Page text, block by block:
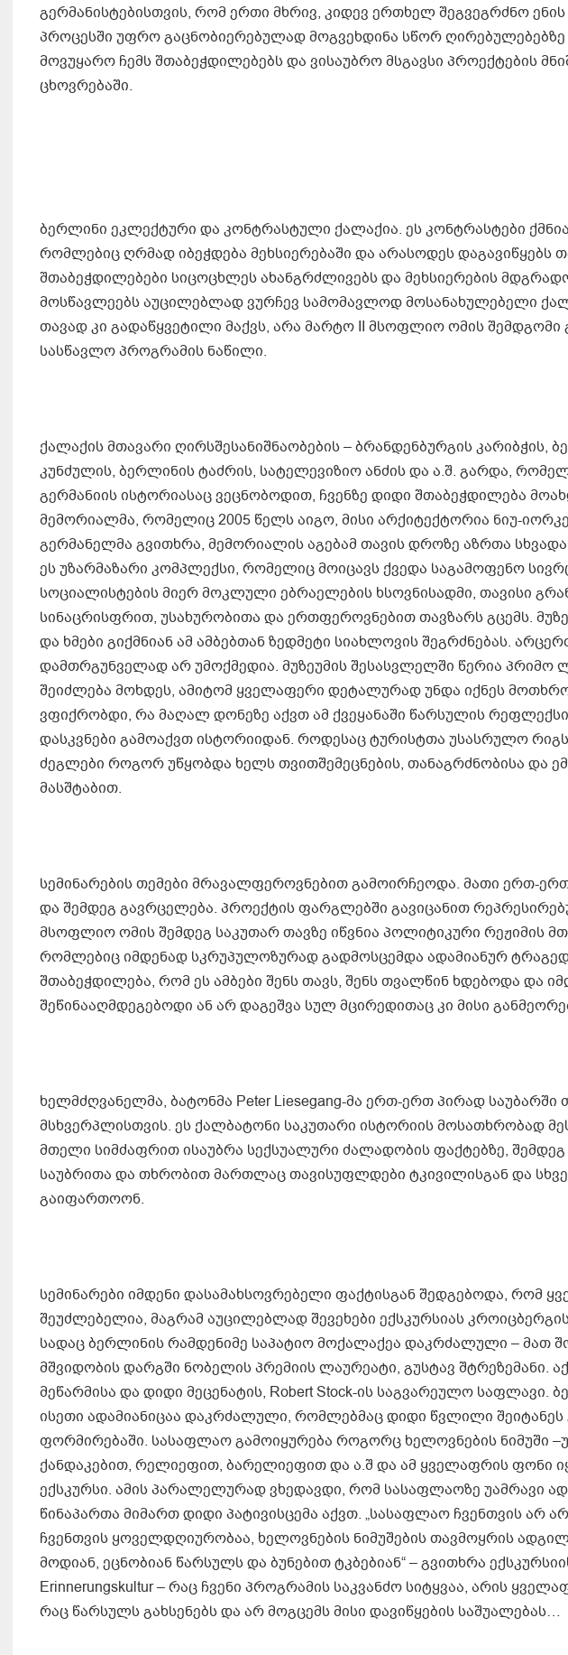
გერმანისტებისთვის, რომ ერთი მხრივ, კიდევ ერთხელ შეგვეგრძნო
პროცესში უფრო გაცნობიერებულად მოგვეხდინა სწორ ღირებულებებზე
მოვუყარო ჩემს შთაბეჭდილებებს და ვისაუბრო მსგავსი პროექტების
ცხოვრებაში.
ბერლინი ეკლექტური და კონტრასტული ქალაქია. ეს კონტრასტები
რომლებიც ღრმად იბეჭდება მეხსიერებაში და არასოდეს დაგავიწყებს
შთაბეჭდილებები სიცოცხლეს ახანგრძლივებს და მეხსიერების
მოსწავლეებს აუცილებლად ვურჩევ სამომავლოდ მოსანახულებელი
თავად კი გადაწყვეტილი მაქვს, არა მარტო II მსოფლიო ომის შემდგომი
სასწავლო პროგრამის ნაწილი.
ქალაქის მთავარი ღირსშესანიშნაობების – ბრანდენბურგის კარიბჭის,
კუნძულის, ბერლინის ტაძრის, სატელევიზიო ანძის და ა.შ. გარდა,
გერმანიის ისტორიასაც ვეცნობოდით, ჩვენზე დიდი შთაბეჭდილება
მემორიალმა, რომელიც 2005 წელს აიგო, მისი არქიტექტორია ნიუ-
გერმანელმა გვითხრა, მემორიალის აგებამ თავის დროზე აზრთა
ეს უზარმაზარი კომპლექსი, რომელიც მოიცავს ქვედა საგამოფენო
სოციალისტების მიერ მოკლული ებრაელების ხსოვნისადმი, თავისი
სინაცრისფრით, უსახურობითა და ერთფეროვნებით თავზარს გცემს.
და ხმები გიქმნიან ამ ამბებთან ზედმეტი სიახლოვის შეგრძნებას.
დამთრგუნველად არ უმოქმედია. მუზეუმის შესასვლელში წერია პრიმო
შეიძლება მოხდეს, ამიტომ ყველაფერი დეტალურად უნდა იქნეს
ვფიქრობდი, რა მაღალ დონეზე აქვთ ამ ქვეყანაში წარსულის
დასკვნები გამოაქვთ ისტორიიდან. როდესაც ტურისტთა უსასრულო
ძეგლები როგორ უწყობდა ხელს თვითშემეცნების, თანაგრძნობისა და
მასშტაბით.
სემინარების თემები მრავალფეროვნებით გამოირჩეოდა. მათი ერთ-
და შემდეგ გავრცელება. პროექტის ფარგლებში გავიცანით
მსოფლიო ომის შემდეგ საკუთარ თავზე იწვნია პოლიტიკური რეჟიმის
რომლებიც იმდენად სკრუპულოზურად გადმოსცემდა ადამიანურ
შთაბეჭდილება, რომ ეს ამბები შენს თავს, შენს თვალწინ ხდებოდა და
შეწინააღმდეგებოდი ან არ დაგეშვა სულ მცირედითაც კი მისი
ხელმძღვანელმა, ბატონმა Peter Liesegang-მა ერთ-ერთ პირად საუბარში
მსხვერპლისთვის. ეს ქალბატონი საკუთარი ისტორიის მოსათხრობად
მთელი სიმძაფრით ისაუბრა სექსუალური ძალადობის ფაქტებზე,
საუბრითა და თხრობით მართლაც თავისუფლდები ტკივილისგან და
გაიფართოონ.
სემინარები იმდენი დასამახსოვრებელი ფაქტისგან შედგებოდა, რომ
შეუძლებელია, მაგრამ აუცილებლად შევეხები ექსკურსიას
სადაც ბერლინის რამდენიმე საპატიო მოქალაქეა დაკრძალული – მათ
მშვიდობის დარგში ნობელის პრემიის ლაურეატი, გუსტავ შტრეზემანი.
მეწარმისა და დიდი მეცენატის, Robert Stock-ის საგვარეულო საფლავი.
ისეთი ადამიანიცაა დაკრძალული, რომლებმაც დიდი წვლილი
ფორმირებაში. სასაფლაო გამოიყურება როგორც ხელოვნების ნიმუში
ქანდაკებით, რელიეფით, ბარელიეფით და ა.შ და ამ ყველაფრის ფონი
ექსკურსი. ამის პარალელურად ვხედავდი, რომ სასაფლაოზე უამრავი
წინაპართა მიმართ დიდი პატივისცემა აქვთ. „სასაფლაო ჩვენთვის
ჩვენთვის ყოველდღიურობაა, ხელოვნების ნიმუშების თავმოყრის
მოდიან, ეცნობიან წარსულს და ბუნებით ტკბებიან“ – გვითხრა
Erinnerungskultur – რაც ჩვენი პროგრამის საკვანძო სიტყვაა, არის
რაც წარსულს გახსენებს და არ მოგცემს მისი დავიწყების საშუალებას…